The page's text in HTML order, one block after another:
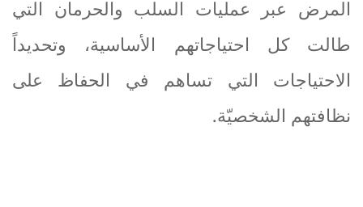
المرض عبر عمليات السلب والحرمان التي
طالت كل احتياجاتهم الأساسية، وتحديداً
الاحتياجات التي تساهم في الحفاظ على
نظافتهم الشخصيّة.